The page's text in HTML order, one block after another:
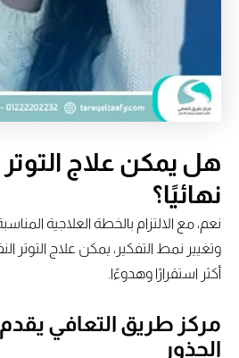
هل يمكن علاج التوتر
نهائيًا؟
نعم، مع الالتزام بالخطة العلاجية
وتغيير نمط التفكير، يمكن علاج التوتر
أكثر استقرارًا وهدوءًا.
مركز طريق التعافي
الجذور